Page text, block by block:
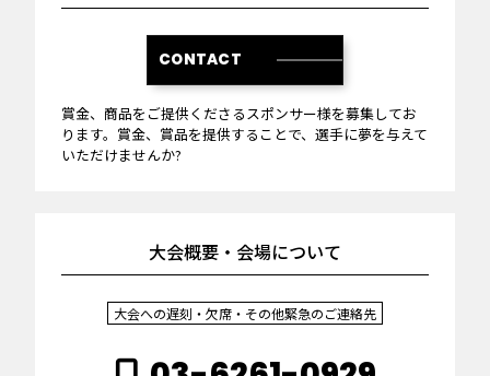
CONTACT
賞金、商品をご提供くださるスポンサー様を募集してお
ります。賞金、賞品を提供することで、選手に夢を与えて
いただけませんか?
大会概要・会場について
大会への遅刻・欠席・その他緊急のご連絡先